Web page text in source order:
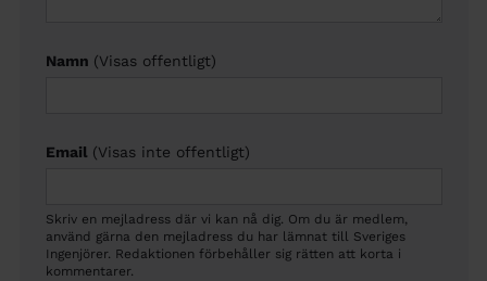
Namn (Visas offentligt)
Email (Visas inte offentligt)
Skriv en mejladress där vi kan nå dig. Om du är medlem,
använd gärna den mejladress du har lämnat till Sveriges
Ingenjörer. Redaktionen förbehåller sig rätten att korta i
kommentarer.